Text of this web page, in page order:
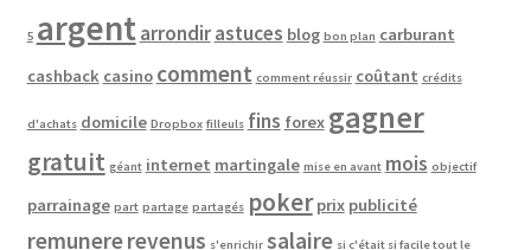
5 argentarrondirastuces blog bon plan carburant
cashback casino comment comment réussir coûtant crédits
d'achats domicile Dropbox filleuls fins forex gagner
gratuit géant internet martingale mise en avant mois objectif
parrainage part partage partagés poker prix publicité
remunererevenus s'enrichir salaire si c'était si facile tout le